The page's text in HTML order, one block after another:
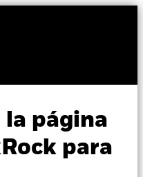
la página
para